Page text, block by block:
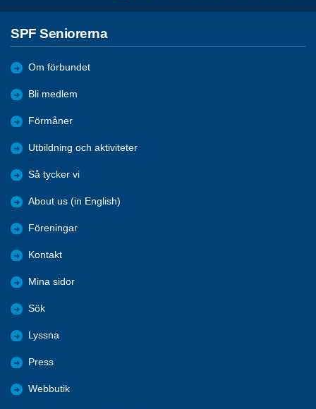
SPF Seniorerna
Om förbundet
Bli medlem
Förmåner
Utbildning och aktiviteter
Så tycker vi
About us (in English)
Föreningar
Kontakt
Mina sidor
Sök
Lyssna
Press
Webbutik